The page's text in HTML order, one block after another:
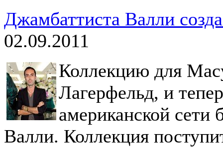
Джамбаттиста Валли
02.09.2011
Коллекцию для
Лагерфельд, и
американской сети
Валли. Коллекция